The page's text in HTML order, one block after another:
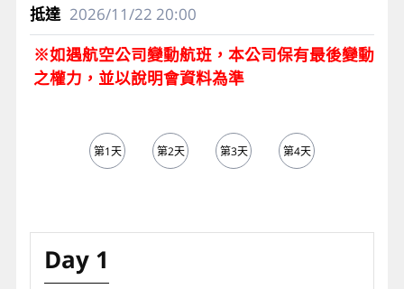
2026/11/22 20:00
※如遇航空公司變動航班，本公司保有最後變動
之權力，並以說明會資料為準
第1天 第2天 第3天 第4天
Day 1